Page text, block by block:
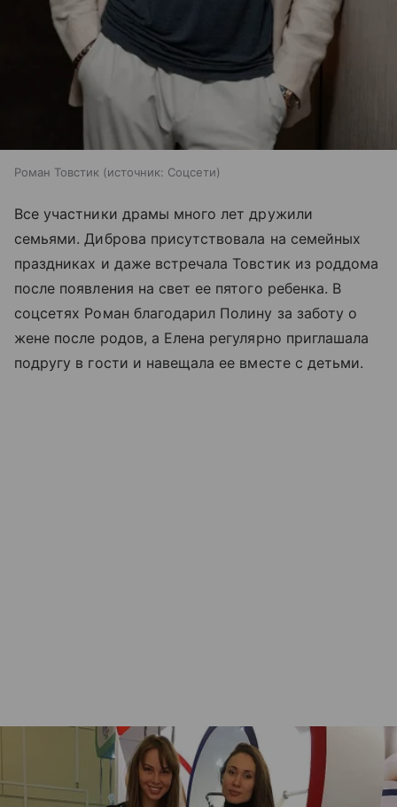
Роман Товстик источник: Соцсети
Все участники драмы много лет дружили
семьями. Диброва присутствовала на семейных
праздниках и даже встречала Товстик из роддома
после появления на свет ее пятого ребенка. В
соцсетях Роман благодарил Полину за заботу о
жене после родов, а Елена регулярно приглашала
подругу в гости и навещала ее вместе с детьми.